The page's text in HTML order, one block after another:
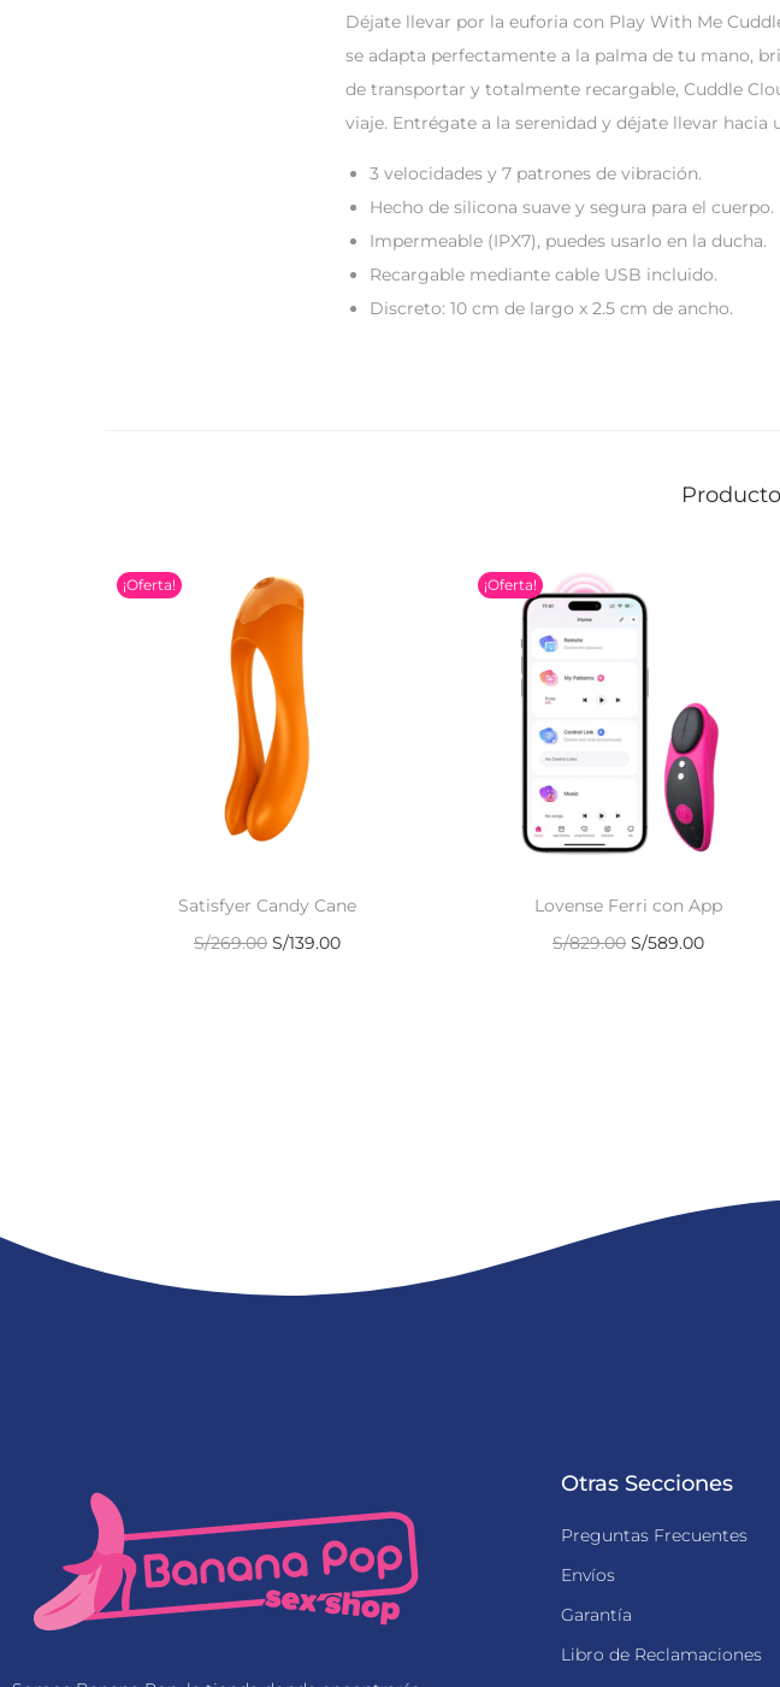
Déjate llevar por la euforia con Play With Me
se adapta perfectamente a la palma de tu mano,
de transportar y totalmente recargable, Cuddle
viaje. Entrégate a la serenidad y déjate llevar hacia
3 velocidades y 7 patrones de vibración.
Hecho de silicona suave y segura para el cuerpo.
Impermeable (IPX7), puedes usarlo en la ducha.
Recargable mediante cable USB incluido.
Discreto: 10 cm de largo x 2.5 cm de ancho.
¡Oferta!
Satisfyer Candy Cane
S/269.00 S/139.00
¡Oferta!
Lovense Ferri con App
S/829.00 S/589.00
Otras Secciones
Preguntas Frecuentes
Envíos
Garantía
Libro de Reclamaciones